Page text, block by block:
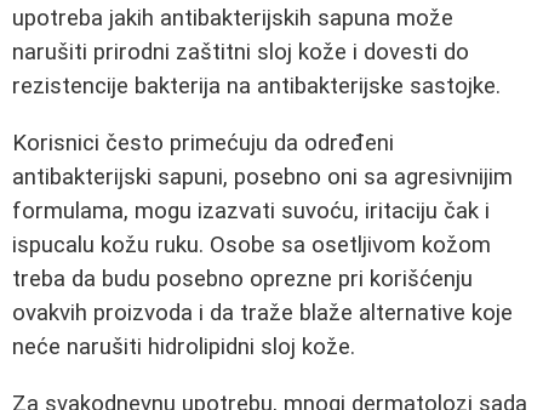
upotreba jakih antibakterijskih sapuna može
narušiti prirodni zaštitni sloj kože i dovesti do
rezistencije bakterija na antibakterijske sastojke.
Korisnici često primećuju da određeni
antibakterijski sapuni, posebno oni sa agresivnijim
formulama, mogu izazvati suvoću, iritaciju čak i
ispucalu kožu ruku. Osobe sa osetljivom kožom
treba da budu posebno oprezne pri korišćenju
ovakvih proizvoda i da traže blaže alternative koje
neće narušiti hidrolipidni sloj kože.
Za svakodnevnu upotrebu, mnogi dermatolozi sada